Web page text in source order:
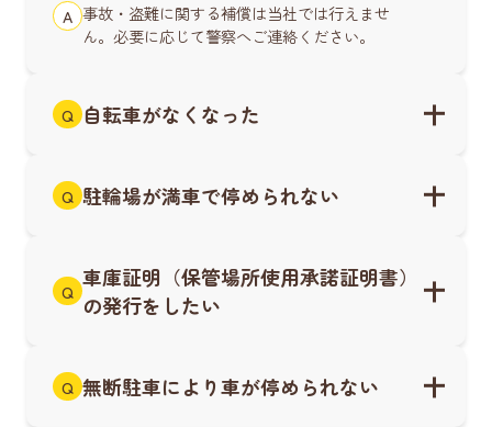
A 事故・盗難に関する補償は当社では行えませ
ん。必要に応じて警察へご連絡ください。
Q 自転車がなくなった
Q 駐輪場が満車で停められない
Q 車庫証明（保管場所使用承諾証明書）
の発行をしたい
Q 無断駐車により車が停められない